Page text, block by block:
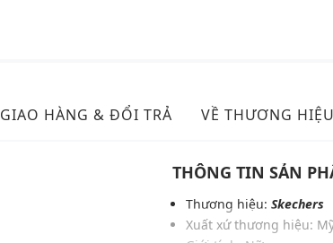
GIAO HÀNG & ĐỔI TRẢ VỀ THƯƠNG HIỆU
THÔNG TIN SẢN
Thương hiệu: Skechers
Xuất xứ thương hiệu: